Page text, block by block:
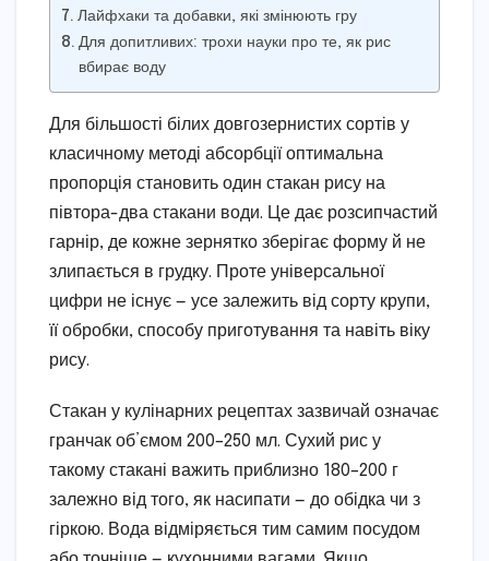
Лайфхаки та добавки, які змінюють гру
Для допитливих: трохи науки про те, як рис
вбирає воду
Для більшості білих довгозернистих сортів у
класичному методі абсорбції оптимальна
пропорція становить один стакан рису на
півтора-два стакани води. Це дає розсипчастий
гарнір, де кожне зернятко зберігає форму й не
злипається в грудку. Проте універсальної
цифри не існує — усе залежить від сорту крупи,
її обробки, способу приготування та навіть віку
рису.
Стакан у кулінарних рецептах зазвичай означає
гранчак об’ємом 200–250 мл. Сухий рис у
такому стакані важить приблизно 180–200 г
залежно від того, як насипати — до обідка чи з
гіркою. Вода відміряється тим самим посудом